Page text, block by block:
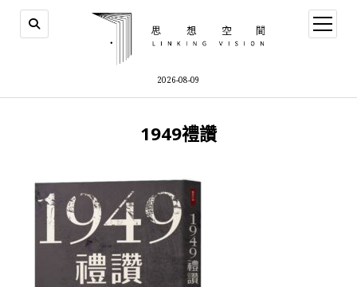
2026-08-09
open
menu
1949禮讚